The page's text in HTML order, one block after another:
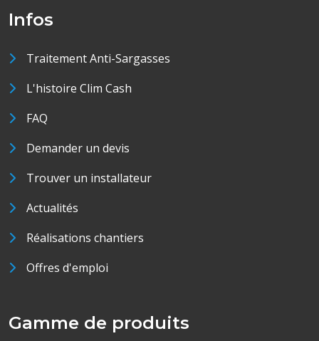
Infos
Traitement Anti-Sargasses
L'histoire Clim Cash
FAQ
Demander un devis
Trouver un installateur
Actualités
Réalisations chantiers
Offres d'emploi
Gamme de produits